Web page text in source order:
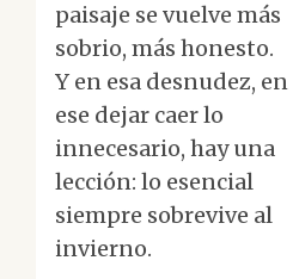
paisaje se vuelve más
sobrio, más honesto.
Y en esa desnudez, en
ese dejar caer lo
innecesario, hay una
lección: lo esencial
siempre sobrevive al
invierno.